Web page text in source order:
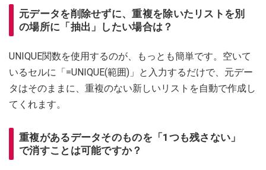
元データを削除せずに、重複を除いたリストを別
の場所に「抽出」したい場合は？
UNIQUE関数を使用するのが、もっとも簡単です。空いて
いるセルに「=UNIQUE(範囲)」と入力するだけで、元デー
タはそのままに、重複のない新しいリストを自動で作成し
てくれます。
重複があるデータそのものを「1つも残さない」
で消すことは可能ですか？